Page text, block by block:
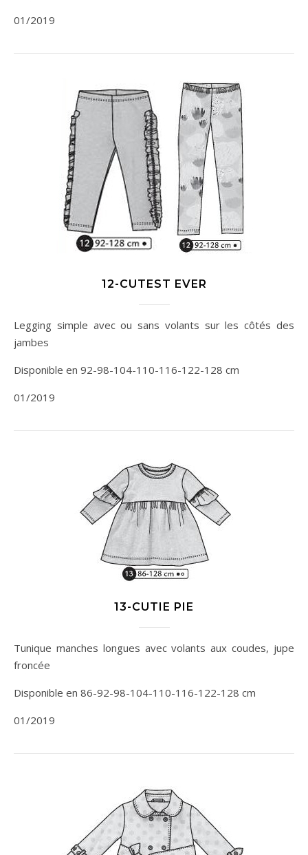
01/2019
12-CUTEST EVER
Legging simple avec ou sans volants sur les côtés des
jambes
Disponible en 92-98-104-110-116-122-128 cm
01/2019
13-CUTIE PIE
Tunique manches longues avec volants aux coudes, jupe
froncée
Disponible en 86-92-98-104-110-116-122-128 cm
01/2019